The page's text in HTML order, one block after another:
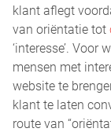
klant aflegt
van oriëntatie tot
‘interesse’. Voor
mensen met
website te
klant te laten
route van